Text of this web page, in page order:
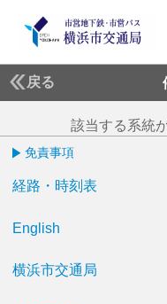
戻る
該当する系統
免責事項
経路・時刻表
English
横浜市交通局